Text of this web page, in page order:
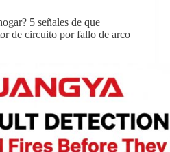
5 señales de que
de circuito por fallo de arco